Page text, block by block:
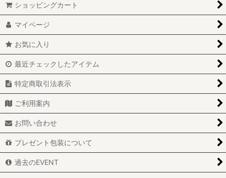
ショッピングカート
マイページ
お気に入り
最近チェックしたアイテム
特定商取引法表示
ご利用案内
お問い合わせ
プレゼント包装について
過去のEVENT